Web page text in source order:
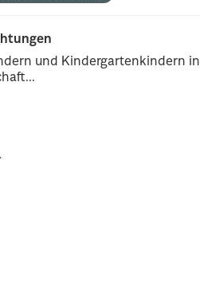
und Kindergartenkindern in